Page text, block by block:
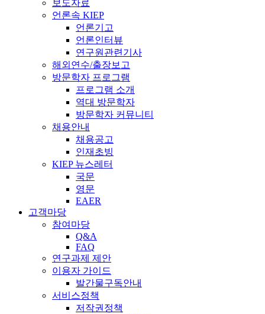
보도자료
언론속 KIEP
언론기고
언론인터뷰
연구원관련기사
해외연수/출장보고
방문학자 프로그램
프로그램 소개
역대 방문학자
방문학자 커뮤니티
채용안내
채용공고
인재초빙
KIEP 뉴스레터
국문
영문
EAER
고객마당
참여마당
Q&A
FAQ
연구과제 제안
이용자 가이드
발간물구독안내
서비스정책
저작권정책